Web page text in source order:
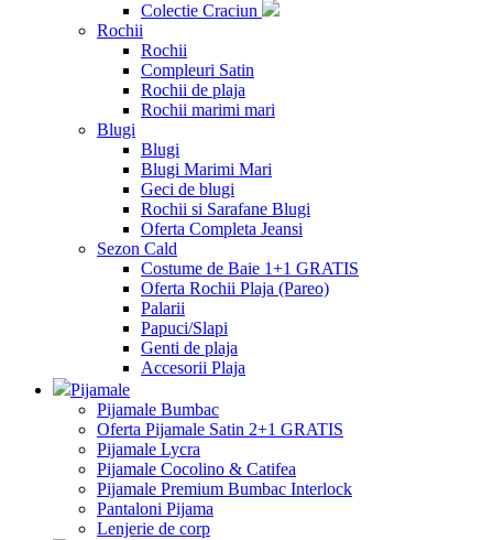
Colectie Craciun
Rochii
Rochii
Compleuri Satin
Rochii de plaja
Rochii marimi mari
Blugi
Blugi
Blugi Marimi Mari
Geci de blugi
Rochii si Sarafane Blugi
Oferta Completa Jeansi
Sezon Cald
Costume de Baie 1+1 GRATIS
Oferta Rochii Plaja (Pareo)
Palarii
Papuci/Slapi
Genti de plaja
Accesorii Plaja
Pijamale
Pijamale Bumbac
Oferta Pijamale Satin 2+1 GRATIS
Pijamale Lycra
Pijamale Cocolino & Catifea
Pijamale Premium Bumbac Interlock
Pantaloni Pijama
Lenjerie de corp